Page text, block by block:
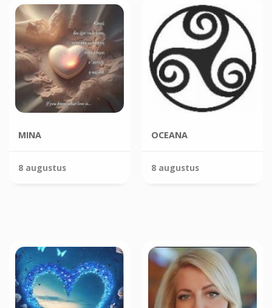
MINA
8 augustus
OCEANA
8 augustus